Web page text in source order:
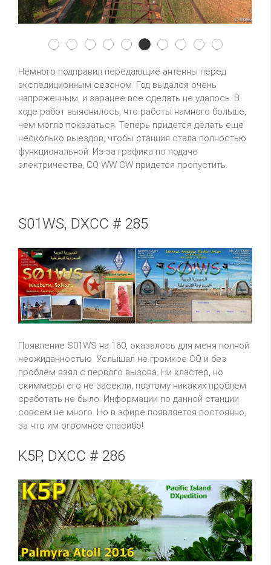
2015 11 21 1383
2015 11 21 1385
2015 11 21 1386
2015 11 21 1388
2015 11 21 1391
2015 11 21 1394
2015 11 21 1396
2015 11 21 1399
2015 11 21
Немного подправил передающие антенны перед
экспедиционным сезоном. Год выдался очень
напряженным, и заранее все сделать не удалось. В
ходе работ выяснилось, что работы намного больше,
чем могло показаться. Теперь придется делать еще
несколько выездов, чтобы станция стала полностью
функциональной. Из-за графика по подаче
электричества, CQ WW CW придется пропустить.
S01WS, DXCC # 285
Появление S01WS на 160, оказалось для меня полной
неожиданностью. Услышал не громкое CQ и без
проблем взял с первого вызова. Ни кластер, но
скиммеры его не засекли, поэтому никаких проблем
сработать не было. Информации по данной станции
совсем не много. Но в эфире появляется постоянно,
за что им огромное спасибо!
K5P, DXCC # 286